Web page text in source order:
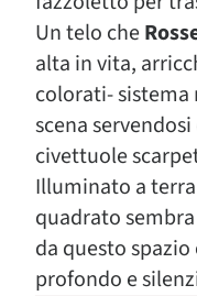
Un telo che
alta in vita,
colorati-
scena
civettuole
Illuminato a
quadrato
da questo
profondo e